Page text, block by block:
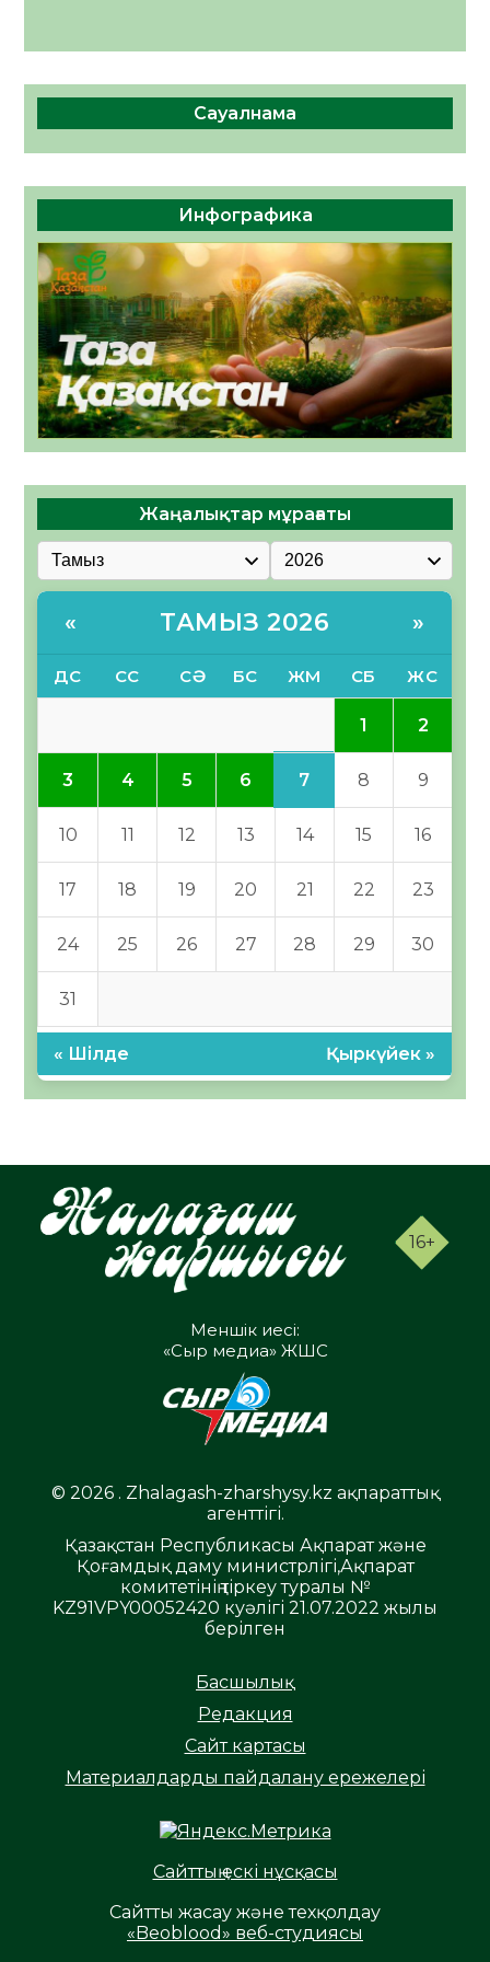
Сауалнама
Инфографика
Жаңалықтар мұрағаты
« ТАМЫЗ 2026 »
ДС СС СӘ БС ЖМ СБ ЖС
1 2
3 4 5 6 7 8 9
10 11 12 13 14 15 16
17 18 19 20 21 22 23
24 25 26 27 28 29 30
31
« Шілде Қыркүйек »
16+
Меншік иесі:
«Сыр медиа» ЖШС
© 2026 . Zhalagash-zharshysy.kz ақпараттық
агенттігі.
Қазақстан Республикасы Ақпарат және
Қоғамдық даму министрлігі,Ақпарат
комитетінің тіркеу туралы №
KZ91VPY00052420 куәлігі 21.07.2022 жылы
берілген
Басшылық
Редакция
Сайт картасы
Материалдарды пайдалану ережелері
Сайттың ескі нұсқасы
Сайтты жасау және техқолдау
«Beoblood» веб-студиясы